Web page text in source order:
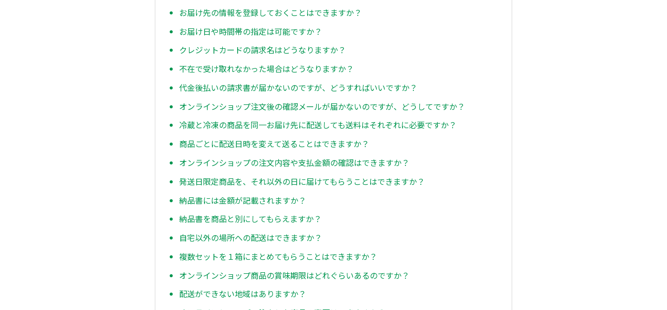
お届け先の情報を登録しておくことはできますか？
お届け日や時間帯の指定は可能ですか？
クレジットカードの請求名はどうなりますか？
不在で受け取れなかった場合はどうなりますか？
代金後払いの請求書が届かないのですが、どうすればいいですか？
オンラインショップ注文後の確認メールが届かないのですが、どうしてですか？
冷蔵と冷凍の商品を同一お届け先に配送しても送料はそれぞれに必要ですか？
商品ごとに配送日時を変えて送ることはできますか？
オンラインショップの注文内容や支払金額の確認はできますか？
発送日限定商品を、それ以外の日に届けてもらうことはできますか？
納品書には金額が記載されますか？
納品書を商品と別にしてもらえますか？
自宅以外の場所への配送はできますか？
複数セットを１箱にまとめてもらうことはできますか？
オンラインショップ商品の賞味期限はどれぐらいあるのですか？
配送ができない地域はありますか？